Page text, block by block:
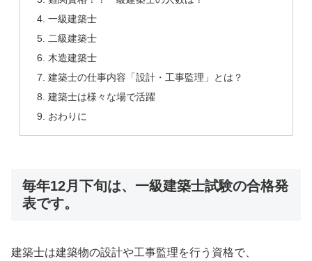
一級建築士
二級建築士
木造建築士
建築士の仕事内容「設計・工事監理」とは？
建築士は様々な場で活躍
おわりに
毎年12月下旬は、一級建築士試験の合格発
表です。
建築士は建築物の設計や工事監理を行う資格で、